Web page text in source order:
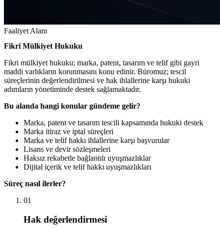
Faaliyet Alanı
Fikri Mülkiyet Hukuku
Fikri mülkiyet hukuku; marka, patent, tasarım ve telif gibi gayri
maddi varlıkların korunmasını konu edinir. Büromuz; tescil
süreçlerinin değerlendirilmesi ve hak ihlallerine karşı hukuki
adımların yönetiminde destek sağlamaktadır.
Bu alanda hangi konular gündeme gelir?
Marka, patent ve tasarım tescili kapsamında hukuki destek
Marka itiraz ve iptal süreçleri
Marka ve telif hakkı ihlallerine karşı başvurular
Lisans ve devir sözleşmeleri
Haksız rekabetle bağlantılı uyuşmazlıklar
Dijital içerik ve telif hakkı uyuşmazlıkları
Süreç nasıl ilerler?
01
Hak değerlendirmesi